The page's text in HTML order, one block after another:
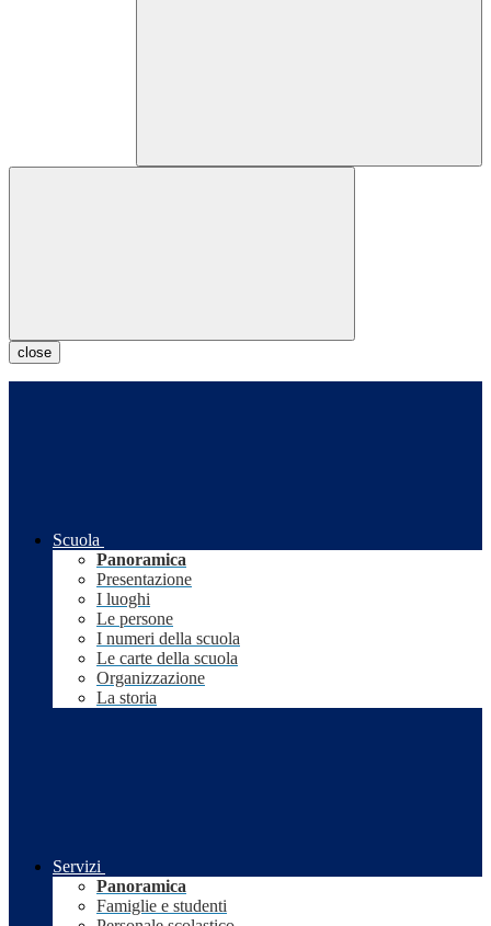
close
Scuola
Panoramica
Presentazione
I luoghi
Le persone
I numeri della scuola
Le carte della scuola
Organizzazione
La storia
Servizi
Panoramica
Famiglie e studenti